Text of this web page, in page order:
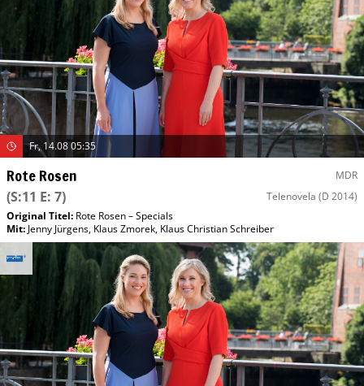
Fr, 14.08 05:35
Rote Rosen MDR
(S:11 E: 7) Telenovela (D 2014)
Original Titel: Rote Rosen – Specials
Mit: Jenny Jürgens, Klaus Zmorek, Klaus Christian Schreiber